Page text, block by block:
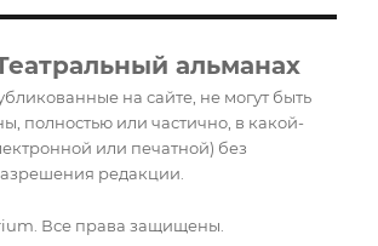
альманах
на сайте, не могут быть
полностью или частично, в какой-
или печатной) без
редакции.
Все права защищены.